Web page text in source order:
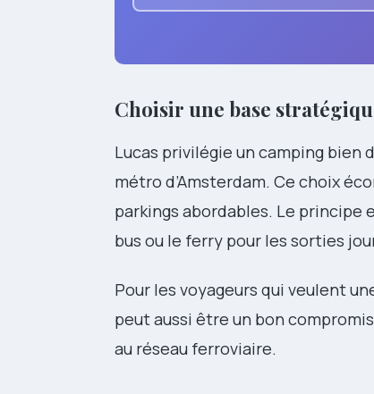
Choisir une base
Lucas privilégie un camping bien
métro d’Amsterdam. Ce choix
parkings abordables. Le principe
bus ou le ferry pour les sorties
Pour les voyageurs qui veulent
peut aussi être un bon
au réseau ferroviaire.